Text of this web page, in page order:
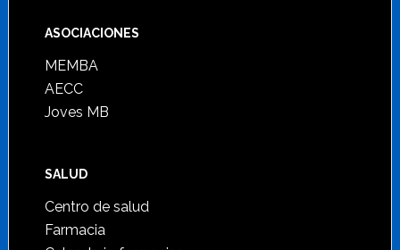
ASOCIACIONES
MEMBA
AECC
Joves MB
SALUD
Centro de salud
Farmacia